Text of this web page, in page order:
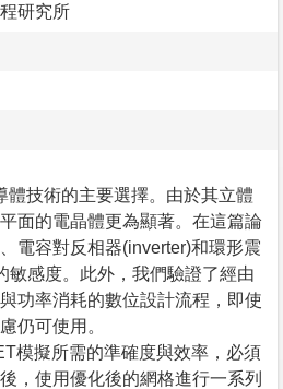
研究所
體技術的主要選擇。由於其立體
面的電晶體更為顯著。在這篇論
電容對反相器(inverter)和環形震
敏感度。此外，我們驗證了經由
功率消耗的數位設計流程，即使
仍可使用。
模擬所需的準確度與效率，必須
，使用優化後的網格進行一系列